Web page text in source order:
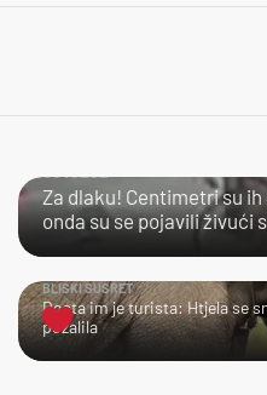
Za dlaku! Centimetri su
onda su se pojavili živući
BLISKI SUSRET
Dosta im je turista: Htjela se
požalila